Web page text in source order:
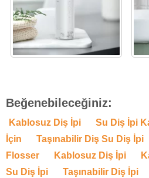
Beğenebileceğiniz:
Kablosuz Diş İpi
Su Diş İpi
İçin
Taşınabilir Diş Su Diş İpi
Flosser
Kablosuz Diş İpi
Su Diş İpi
Taşınabilir Diş İpi